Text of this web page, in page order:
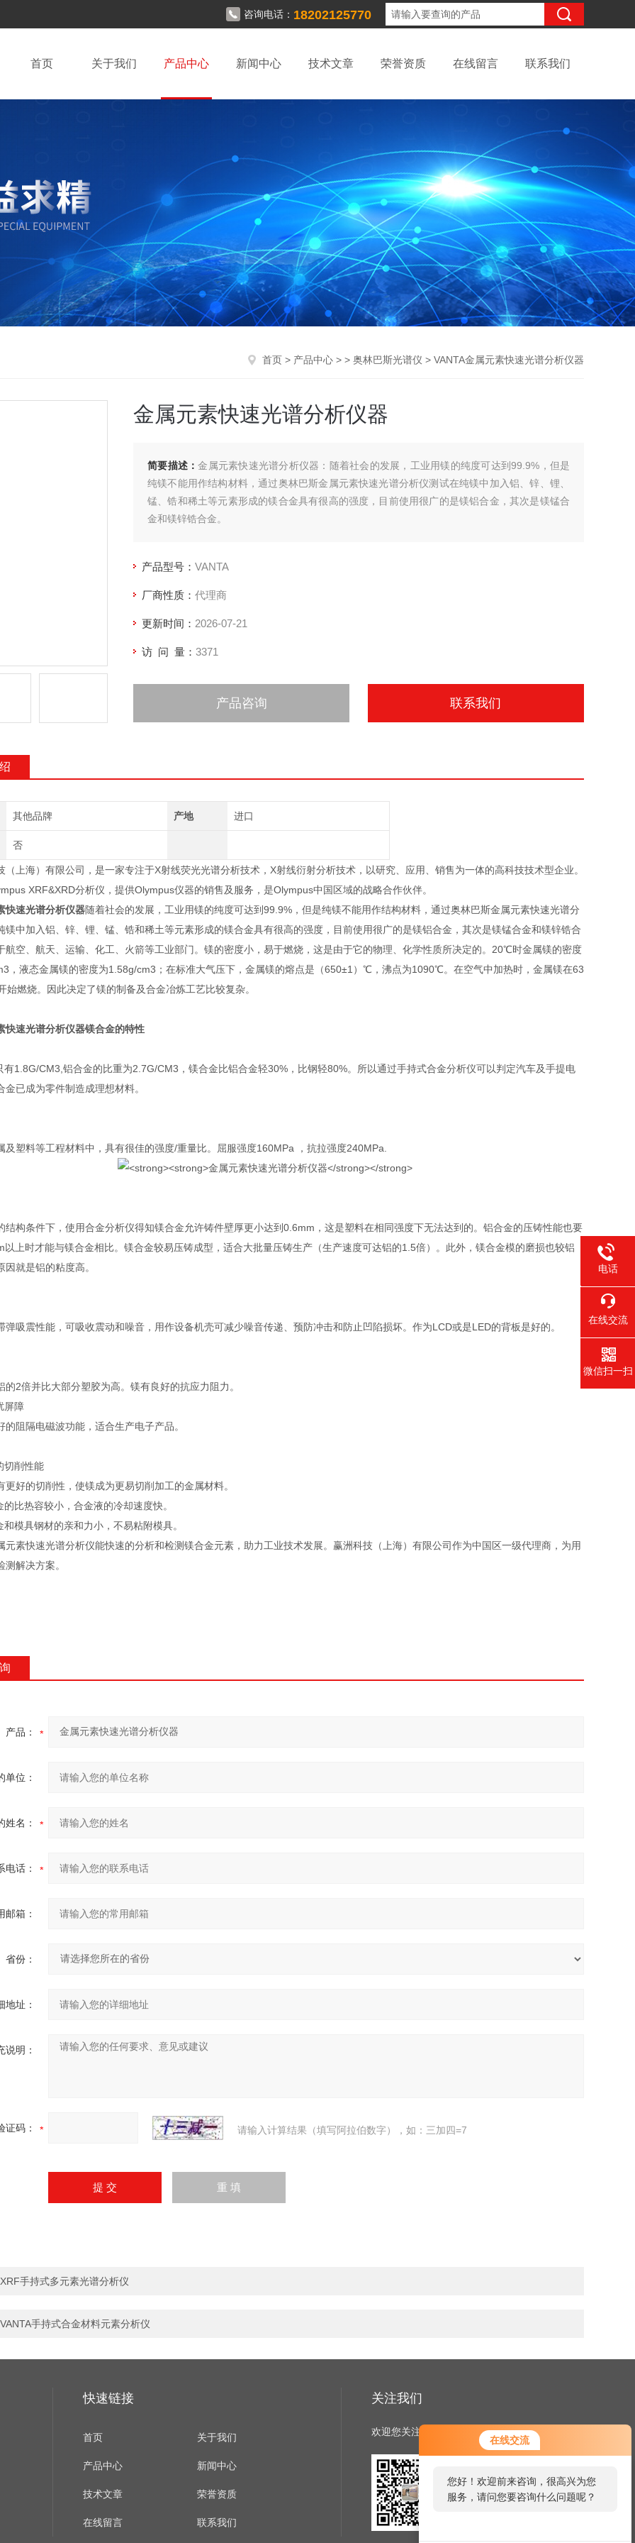
在线交流
您好！欢迎前来咨询，很高兴为您
服务，请问您要咨询什么问题呢？
您好，看您停留很久了，是否找到
了需求产品，您可以直接在线与我
咨询电话： 18202125770
首页 关于我们 产品中心 新闻中心 技术文章 荣誉资质 在线留言 联系我们
首页 > 产品中心 > > 奥林巴斯光谱仪 > VANTA金属元素快速光谱分析仪器
金属元素快速光谱分析仪器
简要描述：金属元素快速光谱分析仪器：随着社会的发展，工业用镁的纯度可达到99.9%，但是
纯镁不能用作结构材料，通过奥林巴斯金属元素快速光谱分析仪测试在纯镁中加入铝、锌、锂、
锰、锆和稀土等元素形成的镁合金具有很高的强度，目前使用很广的是镁铝合金，其次是镁锰合
金和镁锌锆合金。
产品型号： VANTA
厂商性质： 代理商
更新时间： 2026-07-21
访 问 量： 3371
产品咨询 联系我们
其他品牌 产地 进口
否
（上海）有限公司，是一家专注于X射线荧光光谱分析技术，X射线衍射分析技术，以研究、应用、销售为一体的高科技技术型企业。
XRF&XRD分析仪，提供Olympus仪器的销售及服务，是Olympus中国区域的战略合作伙伴。
快速光谱分析仪器随着社会的发展，工业用镁的纯度可达到99.9%，但是纯镁不能用作结构材料，通过奥林巴斯金属元素快速光谱分
镁中加入铝、锌、锂、锰、锆和稀土等元素形成的镁合金具有很高的强度，目前使用很广的是镁铝合金，其次是镁锰合金和镁锌锆合
航空、航天、运输、化工、火箭等工业部门。镁的密度小，易于燃烧，这是由于它的物理、化学性质所决定的。20℃时金属镁的密度
，液态金属镁的密度为1.58g/cm3；在标准大气压下，金属镁的熔点是（650±1）℃，沸点为1090℃。在空气中加热时，金属镁在63
燃烧。因此决定了镁的制备及合金冶炼工艺比较复杂。
快速光谱分析仪器镁合金的特性
1.8G/CM3,铝合金的比重为2.7G/CM3，镁合金比铝合金轻30%，比钢轻80%。所以通过手持式合金分析仪可以判定汽车及手提电
金已成为零件制造成理想材料。
及塑料等工程材料中，具有很佳的强度/重量比。屈服强度160MPa ，抗拉强度240MPa.
结构条件下，使用合金分析仪得知镁合金允许铸件壁厚更小达到0.6mm，这是塑料在相同强度下无法达到的。铝合金的压铸性能也要
以上时才能与镁合金相比。镁合金较易压铸成型，适合大批量压铸生产（生产速度可达铝的1.5倍）。此外，镁合金模的磨损也较铝
因就是铝的粘度高。
弹吸震性能，可吸收震动和噪音，用作设备机壳可减少噪音传递、预防冲击和防止凹陷损坏。作为LCD或是LED的背板是好的。
的2倍并比大部分塑胶为高。镁有良好的抗应力阻力。
屏障
的阻隔电磁波功能，适合生产电子产品。
切削性能
更好的切削性，使镁成为更易切削加工的金属材料。
的比热容较小，合金液的冷却速度快。
和模具钢材的亲和力小，不易粘附模具。
元素快速光谱分析仪能快速的分析和检测镁合金元素，助力工业技术发展。赢洲科技（上海）有限公司作为中国区一级代理商，为用
测解决方案。
产品：
单位：
姓名：
电话：
邮箱：
省份：
地址：
说明：
证码： 请输入计算结果（填写阿拉伯数字），如：三加四=7
XRF手持式多元素光谱分析仪
VANTA手持式合金材料元素分析仪
快速链接
首页 关于我们
产品中心 新闻中心
技术文章 荣誉资质
在线留言 联系我们
关注我们
欢迎您关注我们的微信公众号了解更多信息
扫一扫
电话
400-
在线交流
微信扫一扫